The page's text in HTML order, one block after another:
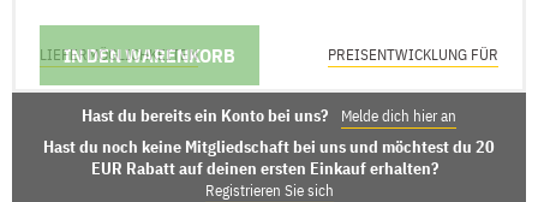
IN DEN WARENKORB
LIEFERMÖGLICHKEITEN PREISENTWICKLUNG FÜR
Hast du bereits ein Konto bei uns? Melde dich hier an
Hast du noch keine Mitgliedschaft bei uns und möchtest du 20
EUR Rabatt auf deinen ersten Einkauf erhalten?
Registrieren Sie sich